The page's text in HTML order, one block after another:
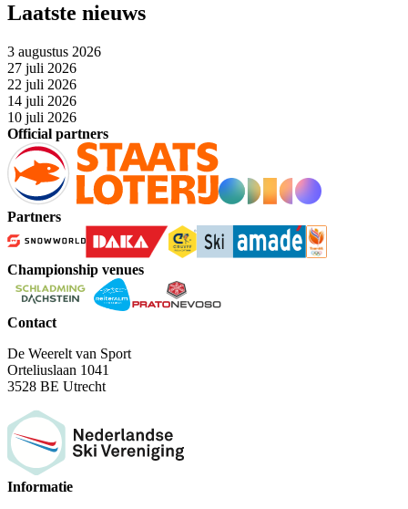
Laatste nieuws
3 augustus 2026
27 juli 2026
22 juli 2026
14 juli 2026
10 juli 2026
Official partners
Partners
Championship venues
Contact
De Weerelt van Sport
Orteliuslaan 1041
3528 BE Utrecht
Informatie